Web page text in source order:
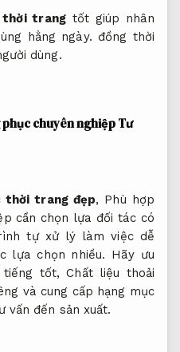
thời trangtốt giúp nhân
hằng ngày. đồng thời
dùng.
phục chuyên nghiệpTư
thời trang đẹp, Phù hợp
cần chọn lựa đối tác có
tự xử lý làm việc dễ
lựa chọn nhiều. Hãy ưu
tiếng tốt,Chất liệu thoải
và cung cấp hạng mục
vấn đến sản xuất.